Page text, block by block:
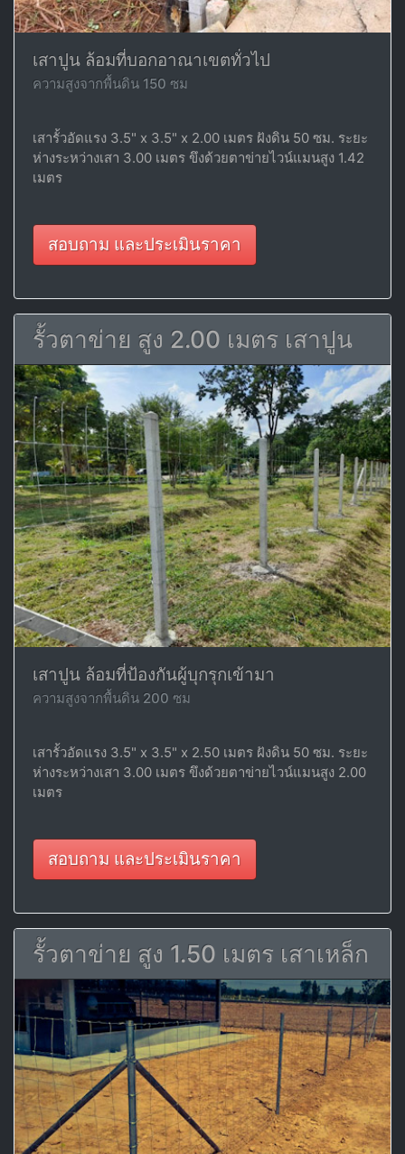
เสาปูน ล้อมที่บอกอาณาเขตทั่วไป
ความสูงจากพื้นดิน 150 ซม
เสารั้วอัดแรง 3.5" x 3.5" x 2.00 เมตร ฝังดิน 50 ซม. ระยะ
ห่างระหว่างเสา 3.00 เมตร ขึงด้วยตาข่ายไวน์แมนสูง 1.42
เมตร
สอบถาม และประเมินราคา
รั้วตาข่าย สูง 2.00 เมตร เสาปูน
เสาปูน ล้อมที่ป้องกันผู้บุกรุกเข้ามา
ความสูงจากพื้นดิน 200 ซม
เสารั้วอัดแรง 3.5" x 3.5" x 2.50 เมตร ฝังดิน 50 ซม. ระยะ
ห่างระหว่างเสา 3.00 เมตร ขึงด้วยตาข่ายไวน์แมนสูง 2.00
เมตร
สอบถาม และประเมินราคา
รั้วตาข่าย สูง 1.50 เมตร เสาเหล็ก